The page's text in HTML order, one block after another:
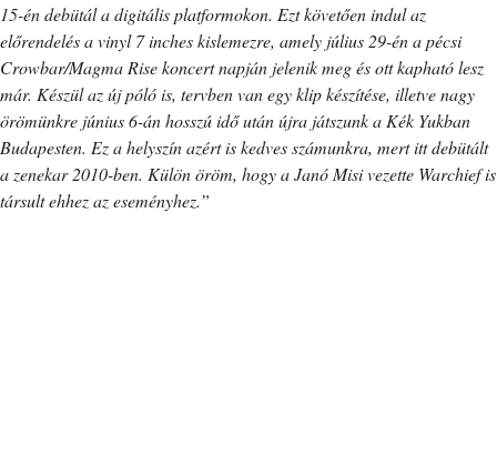
15-én debütál a digitális platformokon. Ezt követően indul az
előrendelés a vinyl 7 inches kislemezre, amely július 29-én a pécsi
Crowbar/Magma Rise koncert napján jelenik meg és ott kapható lesz
már. Készül az új póló is, tervben van egy klip készítése, illetve nagy
örömünkre június 6-án hosszú idő után újra játszunk a Kék Yukban
Budapesten. Ez a helyszín azért is kedves számunkra, mert itt debütált
a zenekar 2010-ben. Külön öröm, hogy a Janó Misi vezette Warchief is
társult ehhez az eseményhez.”